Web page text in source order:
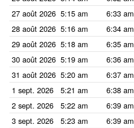
27 août 2026 5:15 am 6:33 am
28 août 2026 5:16 am 6:34 am
29 août 2026 5:18 am 6:35 am
30 août 2026 5:19 am 6:36 am
31 août 2026 5:20 am 6:37 am
1 sept. 2026
5:21 am 6:38 am
2 sept. 2026
5:22 am 6:39 am
3 sept. 2026
5:23 am 6:39 am